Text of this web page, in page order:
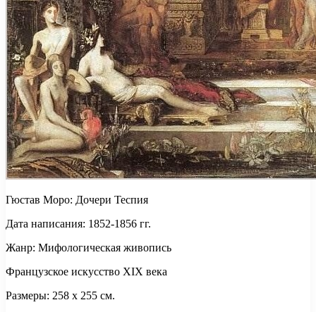
Гюстав Моро: Дочери Теспия
Дата написания: 1852-1856 гг.
Жанр: Мифологическая живопись
Французское искусство XIX века
Размеры: 258 x 255 см.